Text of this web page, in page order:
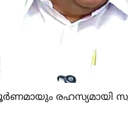
രഹസ്യമായി